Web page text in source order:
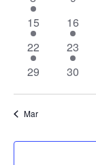
eventi
1
evento
15
2
eventi
16
1
evento
22
1
evento
23
0
29
0
30
Mar